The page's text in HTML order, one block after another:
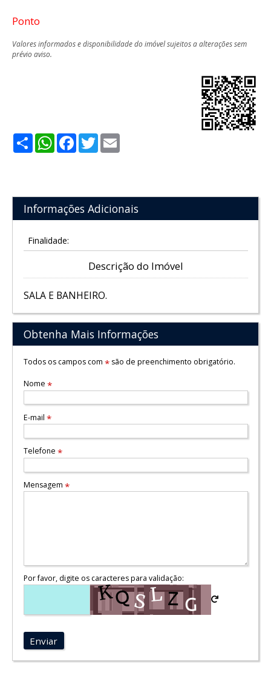
Ponto
Valores informados e disponibilidade do imóvel sujeitos a alterações sem
prévio aviso.
ShareWhatsApp
Facebook
Twitter
Informações Adicionais
Finalidade:
Descrição do Imóvel
SALA E BANHEIRO.
Obtenha Mais Informações
Todos os campos com *são de preenchimento obrigatório.
Nome *
E-mail *
Telefone *
Mensagem *
Por favor, digite os caracteres para validação:
Enviar